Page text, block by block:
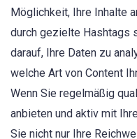
Möglichkeit, Ihre Inhalte
durch gezielte Hashtags
darauf, Ihre Daten zu
welche Art von Content
Wenn Sie regelmäßig
anbieten und aktiv mit
Sie nicht nur Ihre